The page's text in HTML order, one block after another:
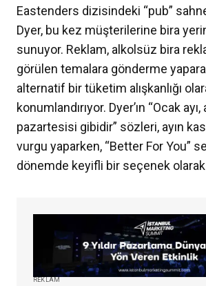
Eastenders dizisindeki “pub”
Dyer, bu kez müşterilerine bira
sunuyor. Reklam, alkolsüz bira
görülen temalara gönderme
alternatif bir tüketim alışkanlığı
konumlandırıyor. Dyer’ın “Ocak ayı,
pazartesisi gibidir” sözleri, ayın
vurgu yaparken, “Better For You”
dönemde keyifli bir seçenek
REKLAM